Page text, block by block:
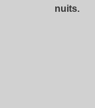
nuits.